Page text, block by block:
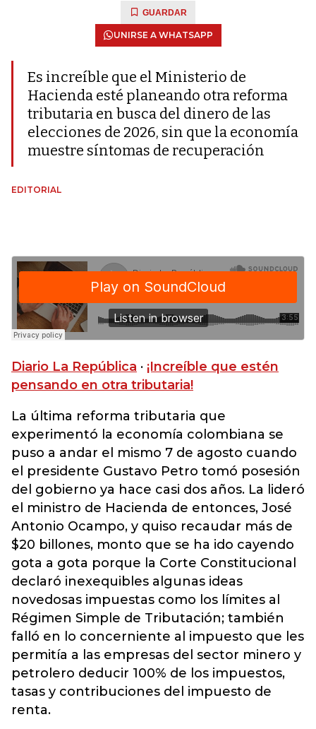
GUARDAR
UNIRSE A WHATSAPP
Es increíble que el Ministerio de
Hacienda esté planeando otra reforma
tributaria en busca del dinero de las
elecciones de 2026, sin que la economía
muestre síntomas de recuperación
EDITORIAL
Diario La República · ¡Increíble que estén
pensando en otra tributaria!
La última reforma tributaria que
experimentó la economía colombiana se
puso a andar el mismo 7 de agosto cuando
el presidente Gustavo Petro tomó posesión
del gobierno ya hace casi dos años. La lideró
el ministro de Hacienda de entonces, José
Antonio Ocampo, y quiso recaudar más de
$20 billones, monto que se ha ido cayendo
gota a gota porque la Corte Constitucional
declaró inexequibles algunas ideas
novedosas impuestas como los límites al
Régimen Simple de Tributación; también
falló en lo concerniente al impuesto que les
permitía a las empresas del sector minero y
petrolero deducir 100% de los impuestos,
tasas y contribuciones del impuesto de
renta.